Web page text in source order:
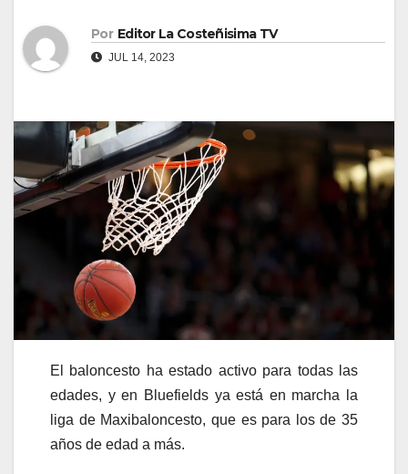
Por Editor La Costeñisima TV
JUL 14, 2023
El baloncesto ha estado activo para todas las
edades, y en Bluefields ya está en marcha la
liga de Maxibaloncesto, que es para los de 35
años de edad a más.